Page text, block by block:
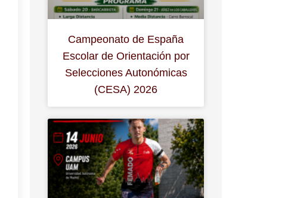
Campeonato de España
Escolar de Orientación por
Selecciones Autonómicas
(CESA) 2026